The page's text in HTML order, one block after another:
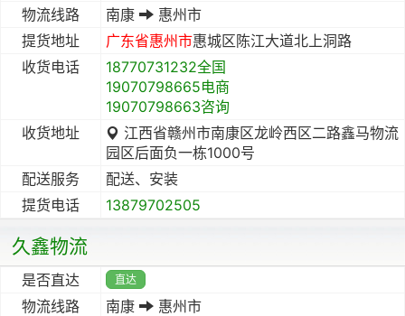
物流线路 南康
惠州市
提货地址
广东省惠州市惠城区陈江大道北上洞路
收货电话
18770731232全国
19070798665电商
19070798663咨询
收货地址
江西省赣州市南康区龙岭西区二路鑫马物流
园区后面负一栋1000号
配送服务
配送、安装
提货电话
13879702505
久鑫物流
是否直达 直达
物流线路 南康
惠州市